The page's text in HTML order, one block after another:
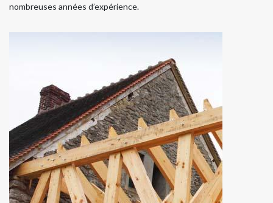
nombreuses années d’expérience.